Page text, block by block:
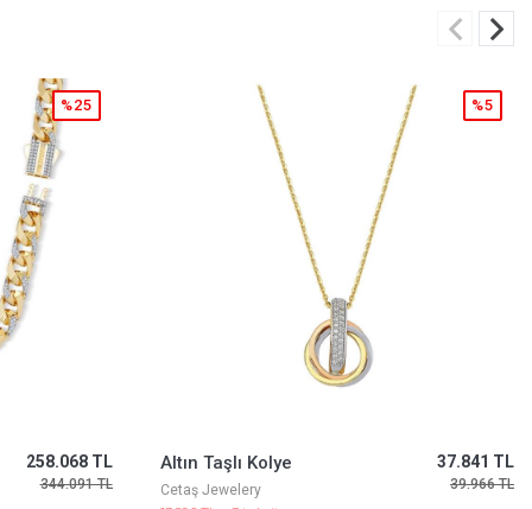
258.068 TL
344.091 TL
%25
Altın Taşlı Kolye
Cetaş Jewelery
37.841 TL
39.966 TL
%5